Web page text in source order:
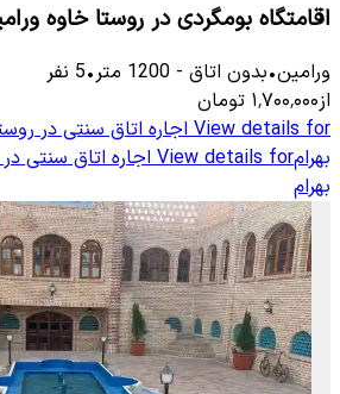
اقامتگاه بومگردی در روستا خاوه
ورامین•بدون اتاق -
1200 متر•
5 نفر
از۱٬۷۰۰٬۰۰۰ تومان
View details for اجاره اتاق سنتی در
بهرامView details for اجاره اتاق سنتی
بهرام